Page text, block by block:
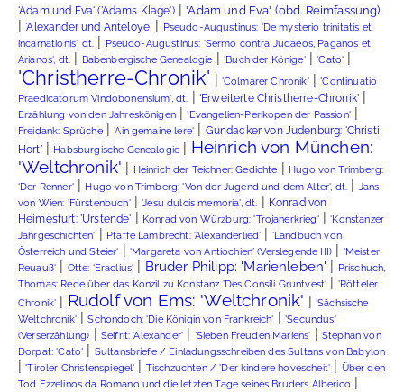
'Adam und Eva' ('Adams Klage')|'Adam und Eva' (obd. Reimfassung)
|'Alexander und Anteloye' | Pseudo-Augustinus: 'De mysterio trinitatis et
incarnationis', dt. | Pseudo-Augustinus: 'Sermo contra Judaeos, Paganos et
Arianos', dt. | Babenbergische Genealogie |'Buch der Könige'|'Cato' |
'Christherre-Chronik' | 'Colmarer Chronik'|'Continuatio
Praedicatorum Vindobonensium', dt. | 'Erweiterte Christherre-Chronik' |
Erzählung von den Jahreskönigen|'Evangelien-Perikopen der Passion'|
Freidank: Sprüche|'Ain gemaine lere' | Gundacker von Judenburg: 'Christi
Hort'| Habsburgische Genealogie | Heinrich von München:
'Weltchronik' | Heinrich der Teichner: Gedichte | Hugo von Trimberg:
'Der Renner'| Hugo von Trimberg: 'Von der Jugend und dem Alter', dt. | Jans
von Wien: 'Fürstenbuch'|'Jesu dulcis memoria', dt. | Konrad von
Heimesfurt: 'Urstende' | Konrad von Würzburg: 'Trojanerkrieg'|'Konstanzer
Jahrgeschichten' | Pfaffe Lambrecht: 'Alexanderlied' | 'Landbuch von
Österreich und Steier' |'Margareta von Antiochien' (Verslegende III) | 'Meister
Reuauß' | Otte: 'Eraclius' | Bruder Philipp: 'Marienleben' | Prischuch,
Thomas: Rede über das Konzil zu Konstanz 'Des Consili Gruntvest' | 'Rötteler
Chronik' | Rudolf von Ems: 'Weltchronik' | 'Sächsische
Weltchronik'|Schondoch: 'Die Königin von Frankreich' |'Secundus'
(Verserzählung) | Seifrit: 'Alexander' | 'Sieben Freuden Mariens' | Stephan von
Dorpat: 'Cato' | Sultansbriefe / Einladungsschreiben des Sultans von Babylon
|'Tiroler Christenspiegel' | Tischzuchten / 'Der kindere hovescheit' | Über den
Tod Ezzelinos da Romano und die letzten Tage seines Bruders Alberico |